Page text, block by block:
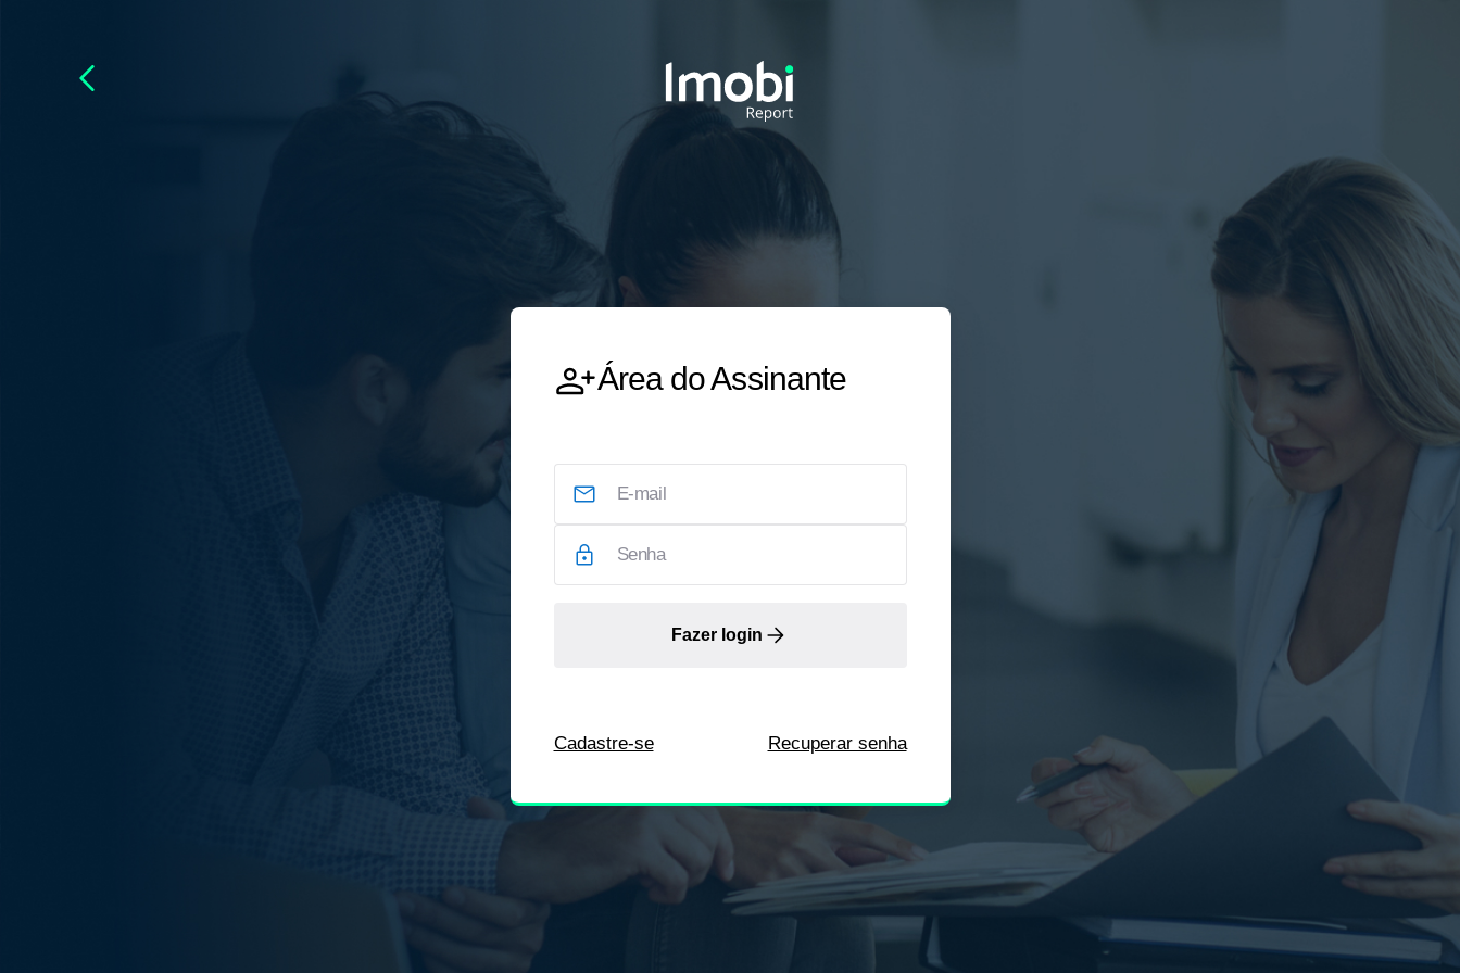
Área do Assinante
Fazer login
Cadastre-se Recuperar senha